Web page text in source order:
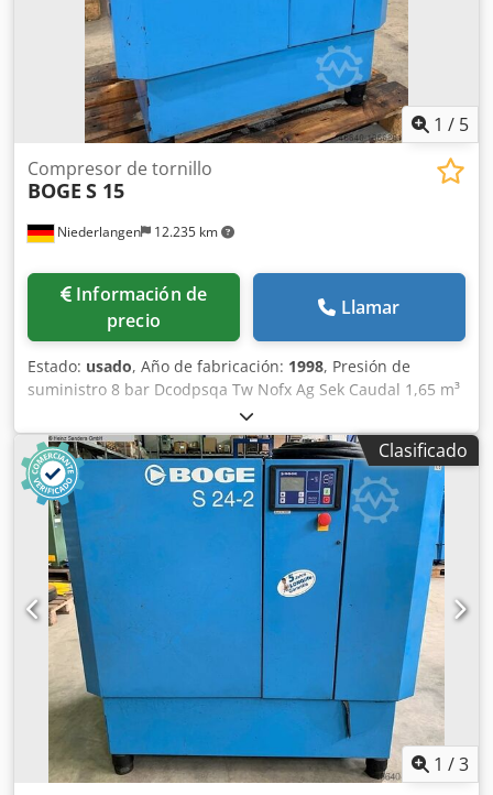
1 / 5
Niederlangen 12.235 km
Compresor de tornillo
BOGE S 15
Información de
precio
Llamar
Estado: usado, Año de fabricación: 1998, Presión de
suministro 8 bar Dcodpsqa Tw Nofx Ag Sek Caudal 1,65 m³
/ min Dimensiones 1000 x 750 x 950 mm Requisito total de
potencia 11 kW Peso de la máquina aprox. 175 kg Horas de
funcionamiento: 300 h (probablemente se ha renovado el
sistema de control)
Clasificado
1 /3